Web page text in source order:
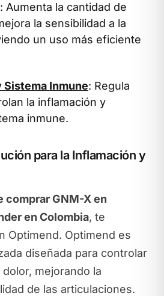
: Aumenta la cantidad de
la sensibilidad a la
un uso más eficiente
Sistema Inmune: Regula
la inflamación y
inmune.
para la Inflamación y
comprar GNM-X en
en Colombia, te
Optimend. Optimend es
diseñada para controlar
mejorando la
de las articulaciones.